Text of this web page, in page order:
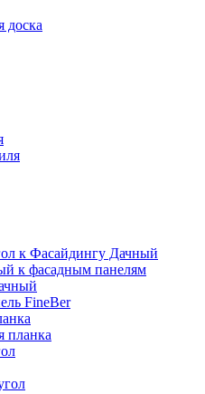
доска
к Фасайдингу Дачный
к фасадным панелям
FineBer
планка